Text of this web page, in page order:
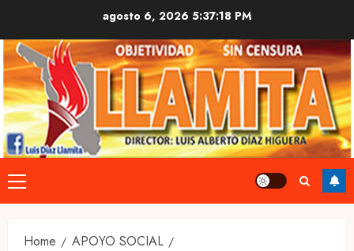
content
agosto 6, 2026 5:37:19 PM
Primary
Menu
Home
APOYO SOCIAL